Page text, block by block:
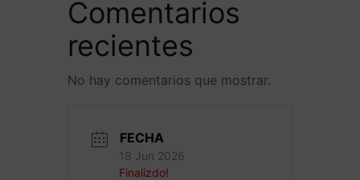
Comentarios
recientes
No hay comentarios que mostrar.
FECHA
18 Jun 2026
Finalizdo!